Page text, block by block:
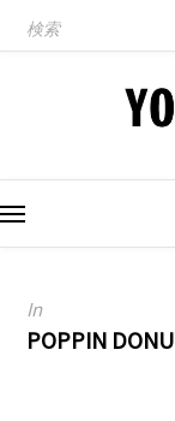
In
POPPIN